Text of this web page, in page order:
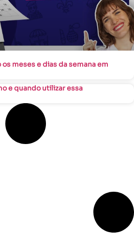
meses e dias da semana em
e quando utilizar essa